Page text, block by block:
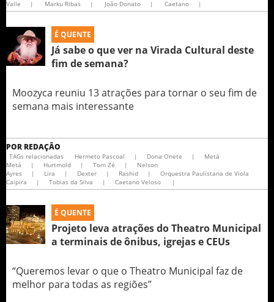
Valle
| Marku Ribas | João Donato | Caetano |
É QUENTE
Já sabe o que ver na Virada Cultural deste
fim de semana?
Moozyca reuniu 13 atrações para tornar o seu fim de
semana mais interessante
POR REDAÇÃO
TAGs relacionadas Hermeto Pascoal | Dona Onete |
Metá
Metá
| Hurtmold | Tom Zé |
Nelson
Ayres
| Lira | Dexter | Rashid |
Orquestra Paulistana de Viola
Caipira
| Tobias da Silva | Caetano Veloso |
É QUENTE
Projeto leva atrações do Theatro Municipal
a terminais de ônibus, igrejas e CEUs
“Queremos levar o que o Theatro Municipal faz de
melhor para todas as regiões”